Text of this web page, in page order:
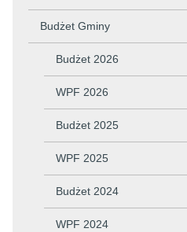
Budżet Gminy
Budżet 2026
WPF 2026
Budżet 2025
WPF 2025
Budżet 2024
WPF 2024